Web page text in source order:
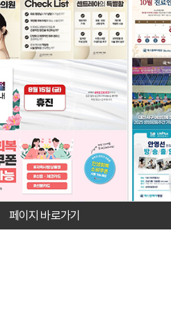
페이지 바로가기